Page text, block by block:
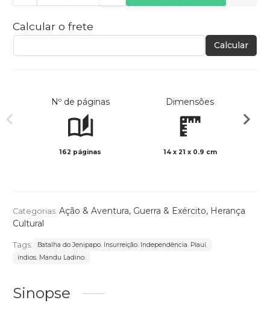
Calcular o frete
Calcular
Nº de páginas
162 páginas
Dimensões
14 x 21 x 0.9 cm
Categorias: Ação & Aventura, Guerra & Exército, Herança
Cultural
Tags:
Batalha do Jenipapo. Insurreição. Independência. Piauí.
índios. Mandu Ladino.
Sinopse